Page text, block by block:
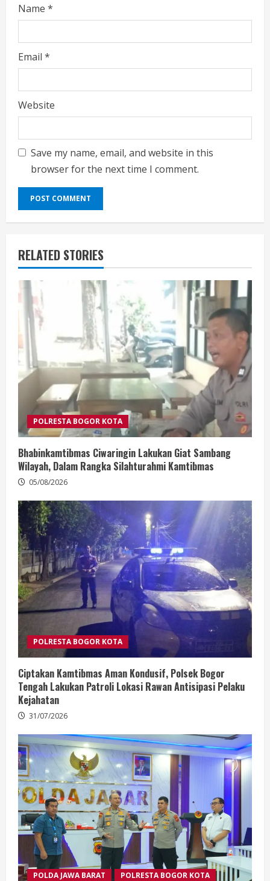
Name *
Email *
Website
Save my name, email, and website in this
browser for the next time I comment.
RELATED STORIES
POLRESTA BOGOR KOTA
Bhabinkamtibmas Ciwaringin Lakukan Giat Sambang
Wilayah, Dalam Rangka Silahturahmi Kamtibmas
05/08/2026
POLRESTA BOGOR KOTA
Ciptakan Kamtibmas Aman Kondusif, Polsek Bogor
Tengah Lakukan Patroli Lokasi Rawan Antisipasi Pelaku
Kejahatan
31/07/2026
POLDA JAWA BARAT POLRESTA BOGOR KOTA